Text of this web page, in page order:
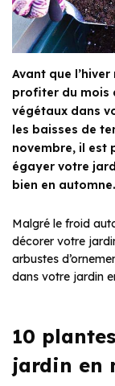
Avant que
profiter du mois
végétaux dans
les baisses de
novembre, il est
égayer votre
bien en automne.
Malgré le froid
décorer votre
arbustes
dans votre jardin
10
jardin en